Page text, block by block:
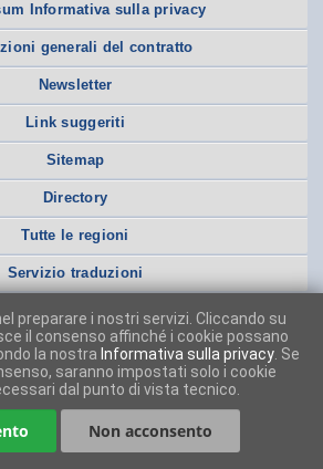
Informativa sulla privacy
generali del contratto
Newsletter
Link suggeriti
Sitemap
Directory
Tutte le regioni
Servizio traduzioni
preparare i nostri servizi. Cliccando su
il consenso affinché i cookie possano
la nostra Informativa sulla privacy . Se
saranno impostati solo i cookie
dal punto di vista tecnico.